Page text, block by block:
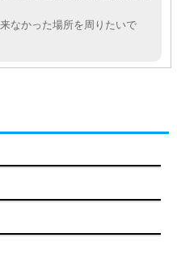
なかった場所を周りたいで